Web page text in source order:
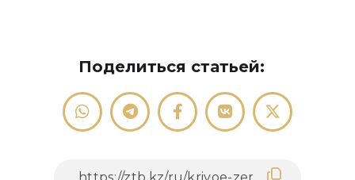
Поделиться статьей: